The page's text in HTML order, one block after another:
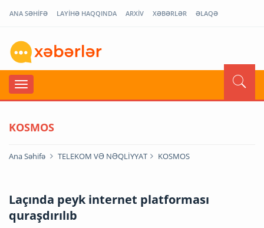
ANA SƏHİFƏ LAYİHƏ HAQQINDA ARXİV XƏBƏRLƏR ƏLAQƏ
KOSMOS
Ana Səhifə TELEKOM VƏ NƏQLİYYAT KOSMOS
Laçında peyk internet platforması
quraşdırılıb